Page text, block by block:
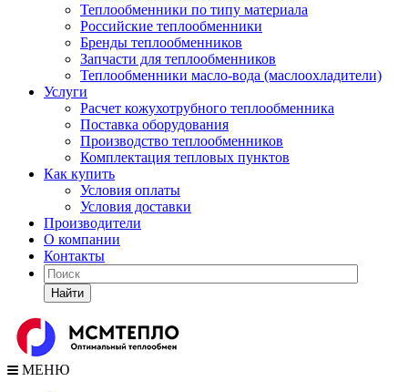
Теплообменники по типу материала
Российские теплообменники
Бренды теплообменников
Запчасти для теплообменников
Теплообменники масло-вода (маслоохладители)
Услуги
Расчет кожухотрубного теплообменника
Поставка оборудования
Производство теплообменников
Комплектация тепловых пунктов
Как купить
Условия оплаты
Условия доставки
Производители
О компании
Контакты
Найти
МЕНЮ